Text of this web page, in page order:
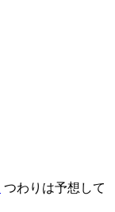
つわりは予想して